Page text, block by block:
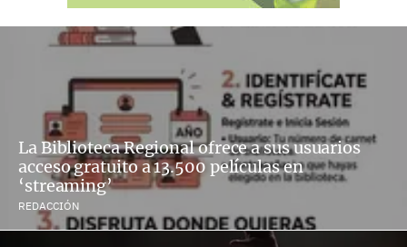
La Biblioteca Regional ofrece a sus usuarios
acceso gratuito a 13.500 películas en
‘streaming’
REDACCIÓN